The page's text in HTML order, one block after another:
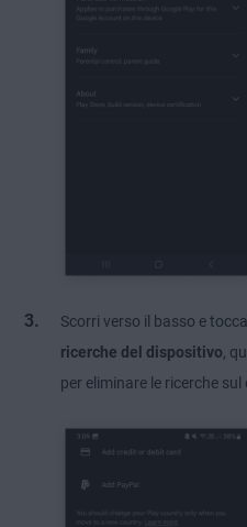
Scorri verso il basso e tocca
ricerche del dispositivo ,
per eliminare le ricerche sul